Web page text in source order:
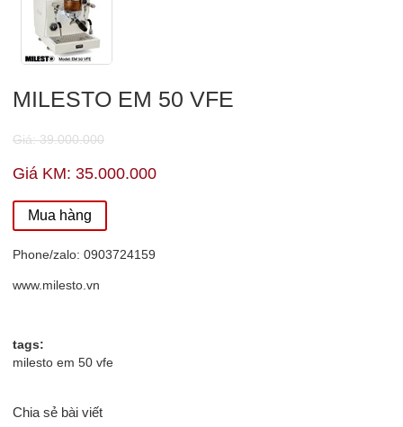
MILESTO EM 50 VFE
Giá: 39.000.000
Giá KM: 35.000.000
Mua hàng
Phone/zalo: 0903724159
www.milesto.vn
tags:
milesto em 50 vfe
Chia sẻ bài viết